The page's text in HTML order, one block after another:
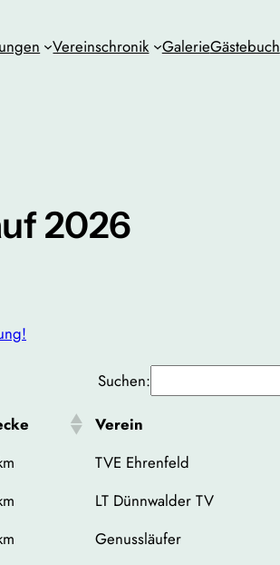
Vereinschronik GalerieGästebuch
2026
Suchen:
Verein
TVE Ehrenfeld
LT Dünnwalder TV
Genussläufer